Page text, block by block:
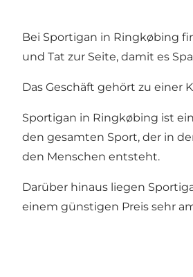
Bei Sportigan in Ringkøbing
und Tat zur Seite, damit es
Das Geschäft gehört zu einer
Sportigan in Ringkøbing ist
den gesamten Sport, der in
den Menschen entsteht.
Darüber hinaus liegen
einem günstigen Preis sehr